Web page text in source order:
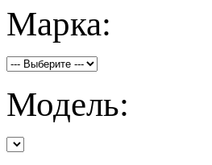
Марка:
Модель: